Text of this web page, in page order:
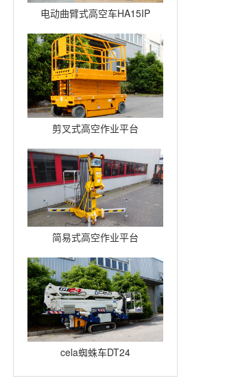
电动曲臂式高空车HA15IP
剪叉式高空作业平台
Compact12
简易式高空作业平台
Quickup7
cela蜘蛛车DT24